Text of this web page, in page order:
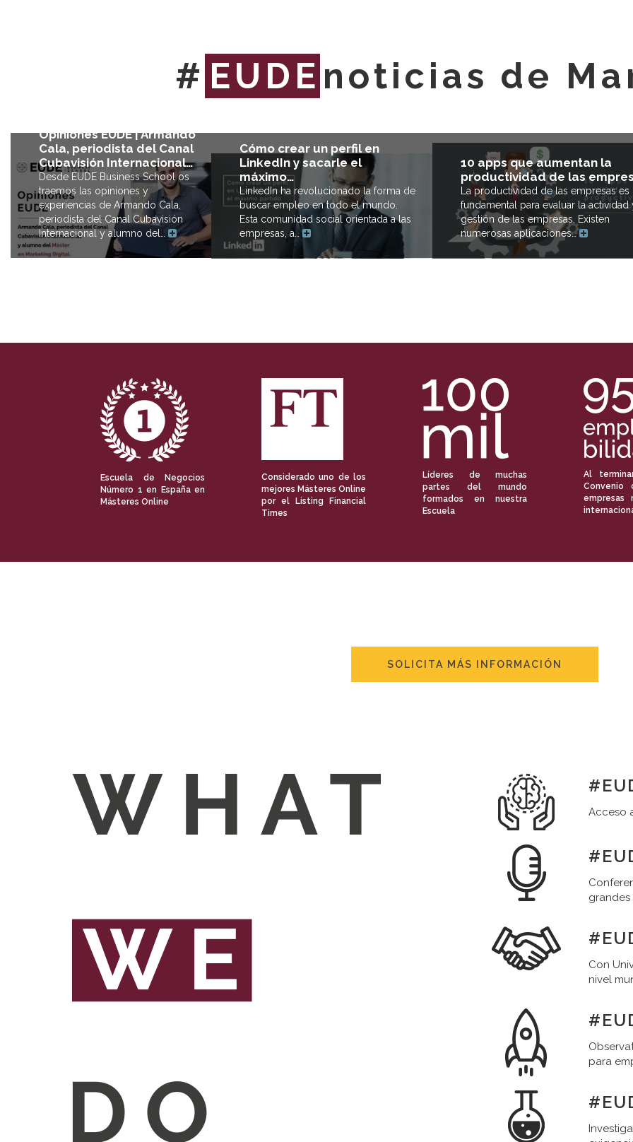
# EUDE noticias de
Opiniones EUDE | Armando
Cala, periodista del Canal
Cubavisión Internacional…
Desde EUDE Business School os
traemos las opiniones y
experiencias de Armando Cala,
periodista del Canal Cubavisión
Internacional y alumno del…
Cómo crear un perfil en
LinkedIn y sacarle el
máximo…
LinkedIn ha revolucionado la forma de
buscar empleo en todo el mundo.
Esta comunidad social orientada a las
empresas, a…
10 apps que aumentan la
productividad de las
La productividad de las empresas es
fundamental para evaluar la actividad
gestión de las empresas. Existen
numerosas aplicaciones…
Escuela de Negocios
Número 1 en España en
Másteres Online
Considerado uno de los
mejores Másteres Online
por el Listing Financial
Times
Líderes de muchas
partes del mundo
formados en nuestra
Escuela
Al
Convenio
empresas
SOLICITA MÁS INFORMACIÓN
Acceso
grandes
Con
nivel
para